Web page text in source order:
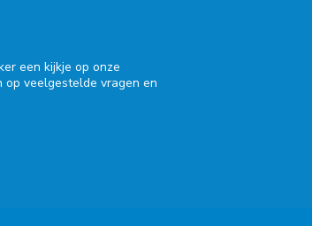
een kijkje op onze
op veelgestelde vragen en